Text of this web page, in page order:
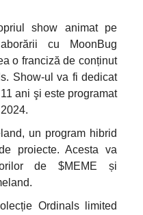
show animat pe
cu MoonBug
o franciză de conținut
Show-ul va fi dedicat
ani şi este programat
un program hibrid
proiecte. Acesta va
de $MEME și
Ordinals limited